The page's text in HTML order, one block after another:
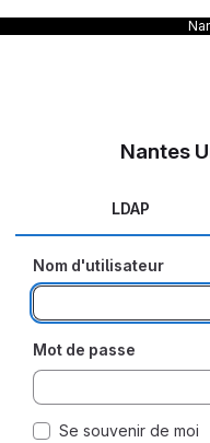
Nantes
LDAP
Nom d'utilisateur
Mot de passe
Se souvenir de moi